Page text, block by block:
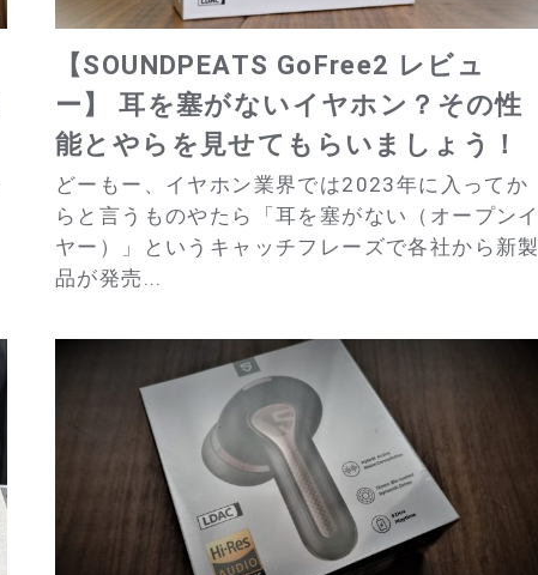
【SOUNDPEATS GoFree2 レビュ
ー】 耳を塞がないイヤホン？その性
能とやらを見せてもらいましょう！
どーもー、イヤホン業界では2023年に入ってか
らと言うものやたら「耳を塞がない（オープンイ
ヤー）」というキャッチフレーズで各社から新製
品が発売...